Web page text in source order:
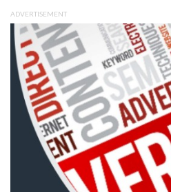
ADVERTISEMENT